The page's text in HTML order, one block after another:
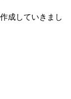
成していきまし